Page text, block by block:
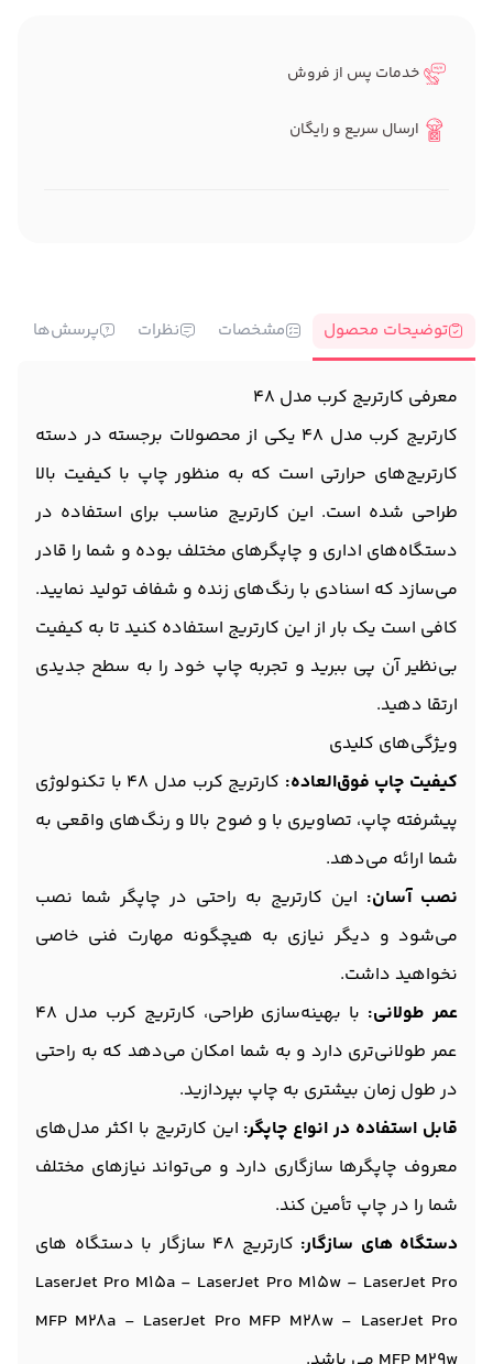
خدمات پس از فروش
ارسال سریع و رایگان
توضیحات محصول مشخصات نظرات پرسش‌ها
معرفی کارتریج کرب مدل 48
کارتریج کرب مدل 48 یکی از محصولات برجسته در دسته
کارتریج‌های حرارتی است که به منظور چاپ با کیفیت بالا
طراحی شده است. این کارتریج مناسب برای استفاده در
دستگاه‌های اداری و چاپگرهای مختلف بوده و شما را قادر
می‌سازد که اسنادی با رنگ‌های زنده و شفاف تولید نمایید.
کافی است یک بار از این کارتریج استفاده کنید تا به کیفیت
بی‌نظیر آن پی ببرید و تجربه چاپ خود را به سطح جدیدی
ارتقا دهید.
ویژگی‌های کلیدی
کیفیت چاپ فوق‌العاده:
کارتریج کرب مدل 48 با تکنولوژی
پیشرفته چاپ، تصاویری با و ضوح بالا و رنگ‌های واقعی به
شما ارائه می‌دهد.
نصب آسان: این کارتریج به راحتی در چاپگر شما نصب
می‌شود و دیگر نیازی به هیچگونه مهارت فنی خاصی
نخواهید داشت.
عمر طولانی:
با بهینه‌سازی طراحی، کارتریج کرب مدل 48
عمر طولانی‌تری دارد و به شما امکان می‌دهد که به راحتی
در طول زمان بیشتری به چاپ بپردازید.
قابل استفاده در انواع چاپگر: این کارتریج با اکثر مدل‌های
معروف چاپگرها سازگاری دارد و می‌تواند نیازهای مختلف
شما را در چاپ تأمین کند.
دستگاه های سازگار:
کارتریج 48 سازگار با دستگاه های
LaserJet Pro M15a - LaserJet Pro M15w - LaserJet Pro
MFP M28a - LaserJet Pro MFP M28w - LaserJet Pro